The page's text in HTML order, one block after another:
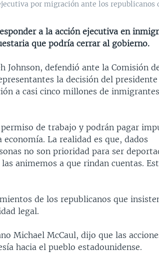
por migración ante los republicanos
a la acción ejecutiva en
que podría cerrar al gobierno.
Johnson, defendió ante la Comisión
la decisión del presidente
a casi cinco millones de inmigrantes
de trabajo y podrán pagar
La realidad es que, dados
no son prioridad para ser
animemos a que rindan cuentas.
de los republicanos que
legal.
Michael McCaul, dijo que las
hacia el pueblo estadounidense.